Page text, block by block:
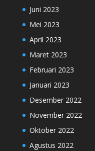
Juni 2023
Mei 2023
April 2023
Maret 2023
Februari 2023
Januari 2023
Desember 2022
November 2022
Oktober 2022
Agustus 2022